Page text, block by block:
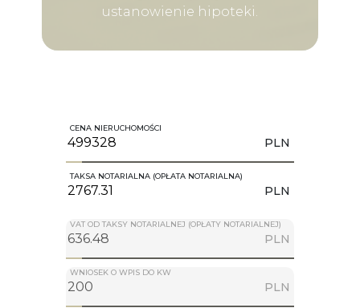
ustanowienie hipoteki.
CENA NIERUCHOMOŚCI
PLN
TAKSA NOTARIALNA (OPŁATA NOTARIALNA)
PLN
VAT OD TAKSY NOTARIALNEJ (OPŁATY NOTARIALNEJ)
PLN
WNIOSEK O WPIS DO KW
PLN